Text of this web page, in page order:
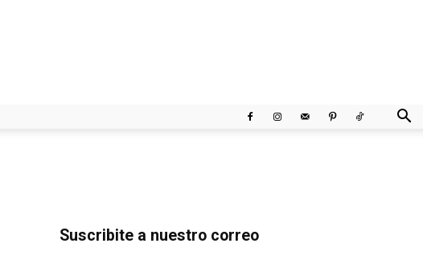
Suscribite a nuestro correo